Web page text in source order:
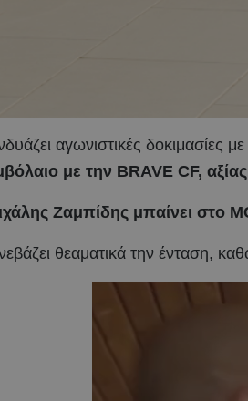
αγωνιστικές δοκιμασίες με
με την BRAVE CF,
Ζαμπίδης μπαίνει στο
θεαματικά την ένταση,